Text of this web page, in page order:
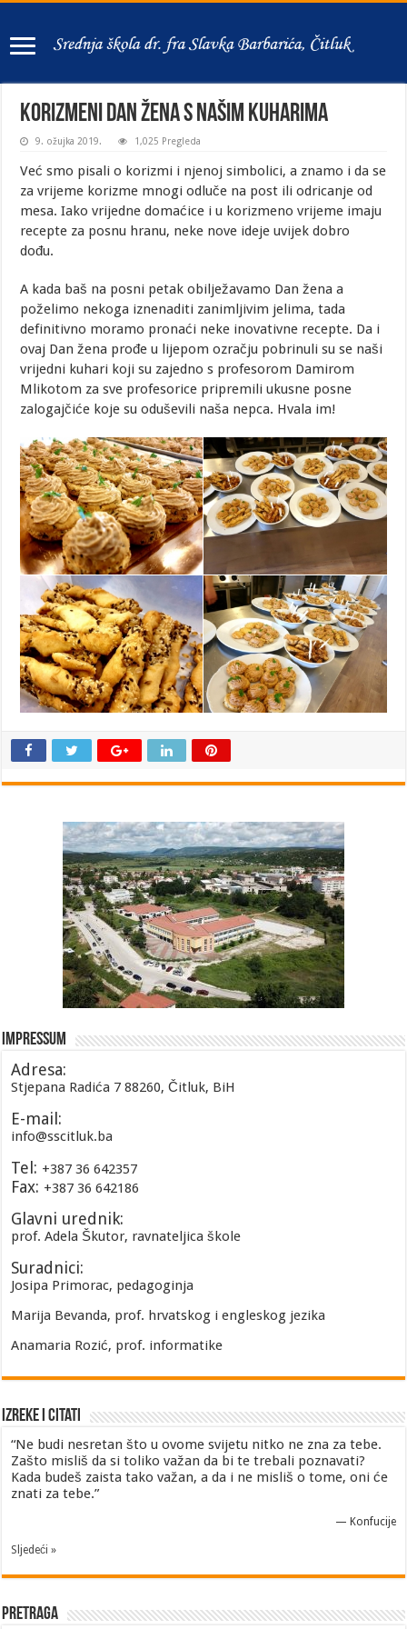
Korizmeni Dan žena s našim kuharima
9. ožujka 2019. 1,025 Pregleda
Već smo pisali o korizmi i njenoj simbolici, a znamo i da se
za vrijeme korizme mnogi odluče na post ili odricanje od
mesa. Iako vrijedne domaćice i u korizmeno vrijeme imaju
recepte za posnu hranu, neke nove ideje uvijek dobro
dođu.
A kada baš na posni petak obilježavamo Dan žena a
poželimo nekoga iznenaditi zanimljivim jelima, tada
definitivno moramo pronaći neke inovativne recepte. Da i
ovaj Dan žena prođe u lijepom ozračju pobrinuli su se naši
vrijedni kuhari koji su zajedno s profesorom Damirom
Mlikotom za sve profesorice pripremili ukusne posne
zalogajčiće koje su oduševili naša nepca. Hvala im!
Impressum
Adresa:
Stjepana Radića 7 88260, Čitluk, BiH
E-mail:
info@sscitluk.ba
Tel: +387 36 642357
Fax: +387 36 642186
Glavni urednik:
prof. Adela Škutor, ravnateljica škole
Suradnici:
Josipa Primorac, pedagoginja
Marija Bevanda, prof. hrvatskog i engleskog jezika
Anamaria Rozić, prof. informatike
Izreke i Citati
“Ne budi nesretan što u ovome svijetu nitko ne zna za tebe.
Zašto misliš da si toliko važan da bi te trebali poznavati?
Kada budeš zaista tako važan, a da i ne misliš o tome, oni će
znati za tebe.”
— Konfucije
Sljedeći »
Pretraga